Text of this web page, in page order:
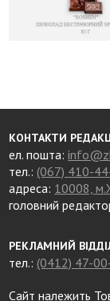
КОНТАКТИ
ел. пошта:
тел.: (067) 410-
адреса: 10008,
головний
РЕКЛАМНИЙ
тел.: (0412) 47-
Сайт належить